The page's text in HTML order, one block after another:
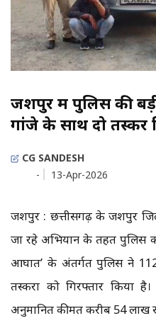
जशपुर में पुलिस की
गांजे के साथ दो तस्कर
CG SANDESH
-
13-Apr-2026
जशपुर : छत्तीसगढ़ के जशपुर
जा रहे अभियान के तहत पुलिस
आघात’ के अंतर्गत पुलिस ने
तस्करों को गिरफ्तार किया
अनुमानित कीमत करीब 54 लाख